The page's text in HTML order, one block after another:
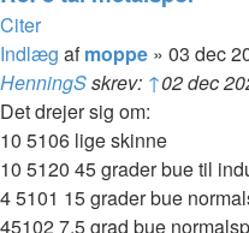
Citer
Indlæg afmoppe » 03 dec
HenningSskrev: ↑02 dec
Det drejer sig om:
10 5106 lige skinne
10 5120 45 grader bue til
4 5101 15 grader bue
45102 7,5 grad bue